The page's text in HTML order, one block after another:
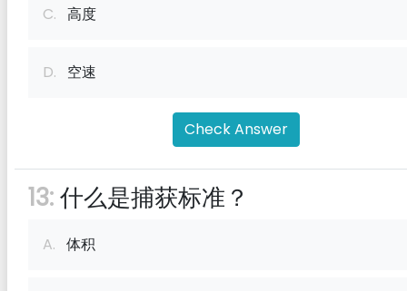
C. 高度
D. 空速
Check Answer
13:什么是捕获标准？
A. 体积